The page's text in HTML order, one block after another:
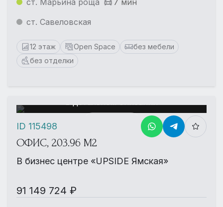
ст. Савеловская
12 этаж Open Space
без мебели
без отделки
ОФИС, 203.96 М2
В бизнес центре «UPSIDE Ямская»
91 149 724 ₽
ID 115498